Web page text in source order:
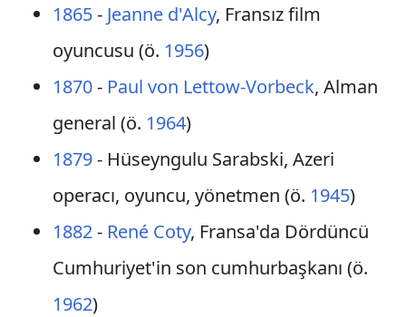
1865- Jeanne d'Alcy, Fransız film
oyuncusu (ö. 1956)
1870- Paul von Lettow-Vorbeck, Alman
general (ö. 1964)
1879- Hüseyngulu Sarabski, Azeri
operacı, oyuncu, yönetmen (ö. 1945)
1882- René Coty, Fransa'da Dördüncü
Cumhuriyet'in son cumhurbaşkanı (ö.
1962)